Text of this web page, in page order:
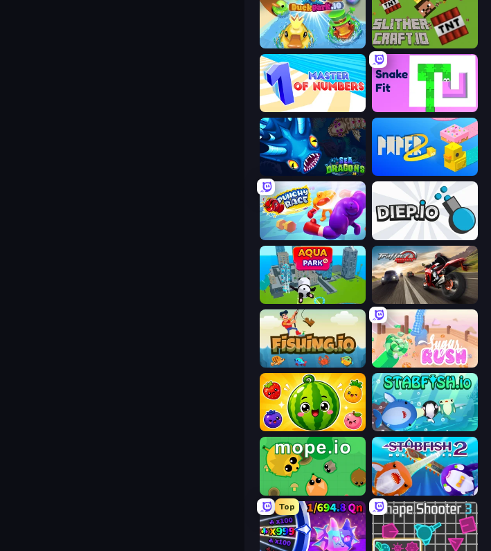
DuckPark.io SlitherCraft.io
Master of Numbers Snake Fit
SeaDragons.io
Punchy Race Diep.io
Aquapark.io Traffic Rider
Fishing.io Sugar Rush
Watermelon Fruit Merge Saga Stabfish.io
Mope.io Stabfish 2
Top